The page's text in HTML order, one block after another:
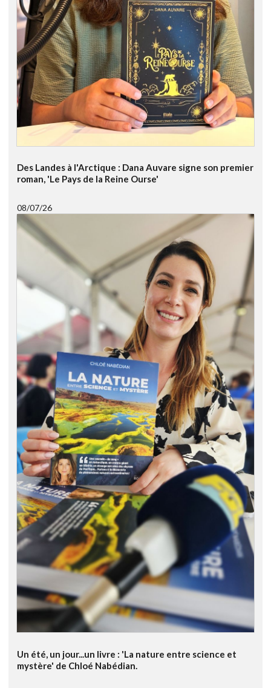
Des Landes à l'Arctique : Dana Auvare signe son premier
roman, 'Le Pays de la Reine Ourse'
08/07/26
Un été, un jour...un livre : 'La nature entre science et
mystère' de Chloé Nabédian.